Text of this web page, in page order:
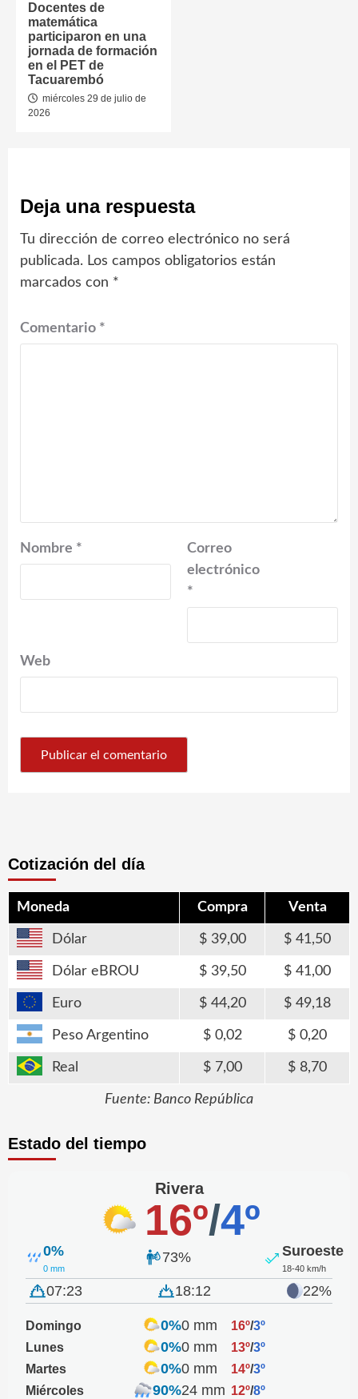
Docentes de
matemática
participaron en una
jornada de formación
en el PET de
Tacuarembó
miércoles 29 de julio de
2026
Deja una respuesta
Tu dirección de correo electrónico no será
publicada. Los campos obligatorios están
marcados con *
Comentario *
Nombre *
Correo
electrónico
*
Web
Cotización del día
Moneda Compra Venta
Dólar 39,00 41,50
Dólar eBROU 39,50 41,00
Euro 44,20 49,18
Peso Argentino 0,02 0,20
Real 7,00 8,70
Fuente: Banco República
Estado del tiempo
Rivera
16º/4º
0%
0 mm
73% Suroeste
18-40 km/h
07:23 18:12 22%
Domingo 0%0 mm 16º/3º
Lunes
0%0 mm 13º/3º
Martes
0%0 mm 14º/3º
Miércoles
90%24 mm 12º/8º